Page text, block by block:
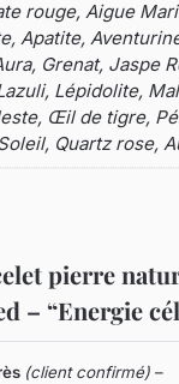
rouge, Aigue
Apatite,
Grenat, Jaspe
Lépidolite,
Œil de tigre,
Quartz rose,
pierre
– “Energie
(client confirmé) –